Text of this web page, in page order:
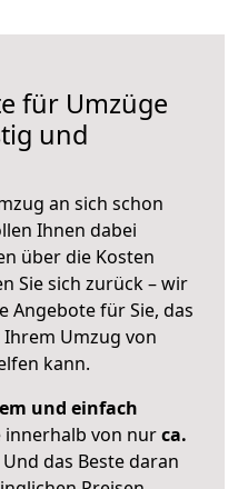
für Umzüge
und
an sich schon
Ihnen dabei
über die Kosten
Sie sich zurück – wir
Angebote für Sie, das
Umzug von
kann.
und einfach
innerhalb von nurca.
das Beste daran